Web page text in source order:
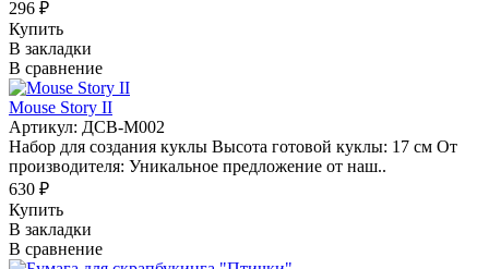
296 ₽
Купить
В закладки
В сравнение
Mouse Story II
Артикул: ДСВ-М002
Набор для создания куклы Высота готовой куклы: 17 см От
производителя: Уникальное предложение от наш..
630 ₽
Купить
В закладки
В сравнение